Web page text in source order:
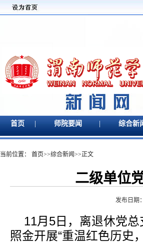
首页 | 师院要闻 | 综合新
当前位置： 首页>>综合新闻>>正文
二级单位
发布日期
11月5日，离退休党
照金开展“重温红色历史